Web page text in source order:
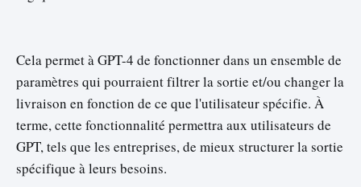
Cela permet à GPT-4 de fonctionner dans un ensemble de
paramètres qui pourraient filtrer la sortie et/ou changer la
livraison en fonction de ce que l'utilisateur spécifie. À
terme, cette fonctionnalité permettra aux utilisateurs de
GPT, tels que les entreprises, de mieux structurer la sortie
spécifique à leurs besoins.